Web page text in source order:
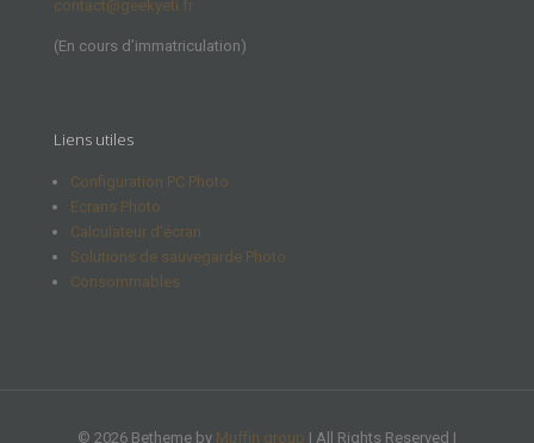
contact@geekyeti.fr
(En cours d’immatriculation)
Liens utiles
Configuration PC Photo
Ecrans Photo
Calculateur d'écran
Solutions de sauvegarde Photo
Consommables
© 2026 Betheme by Muffin group | All Rights Reserved |